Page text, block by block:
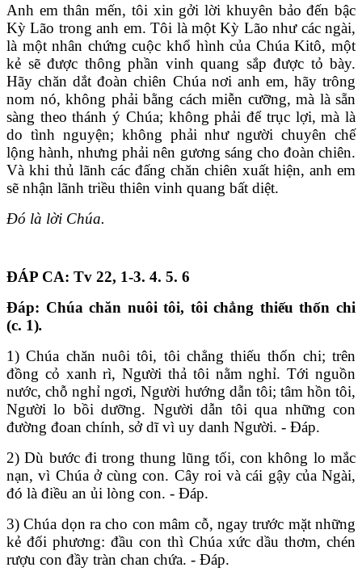
Anh em thân mến, tôi xin gởi lời khuyên bảo đến bậc
Kỳ Lão trong anh em. Tôi là một Kỳ Lão như các ngài,
là một nhân chứng cuộc khổ hình của Chúa Kitô, một
kẻ sẽ được thông phần vinh quang sắp được tỏ bày.
Hãy chăn dắt đoàn chiên Chúa nơi anh em, hãy trông
nom nó, không phải bằng cách miễn cưỡng, mà là sẵn
sàng theo thánh ý Chúa; không phải để trục lợi, mà là
do tình nguyện; không phải như người chuyên chế
lộng hành, nhưng phải nên gương sáng cho đoàn chiên.
Và khi thủ lãnh các đấng chăn chiên xuất hiện, anh em
sẽ nhận lãnh triều thiên vinh quang bất diệt.
Đó là lời Chúa.
ĐÁP CA: Tv 22, 1-3. 4. 5. 6
Đáp: Chúa chăn nuôi tôi, tôi chẳng thiếu thốn chi
(c. 1).
1) Chúa chăn nuôi tôi, tôi chẳng thiếu thốn chi; trên
đồng cỏ xanh rì, Người thả tôi nằm nghỉ. Tới nguồn
nước, chỗ nghỉ ngơi, Người hướng dẫn tôi; tâm hồn tôi,
Người lo bồi dưỡng. Người dẫn tôi qua những con
đường đoan chính, sở dĩ vì uy danh Người. - Đáp.
2) Dù bước đi trong thung lũng tối, con không lo mắc
nạn, vì Chúa ở cùng con. Cây roi và cái gậy của Ngài,
đó là điều an ủi lòng con. - Đáp.
3) Chúa dọn ra cho con mâm cỗ, ngay trước mặt những
kẻ đối phương: đầu con thì Chúa xức dầu thơm, chén
rượu con đầy tràn chan chứa. - Đáp.